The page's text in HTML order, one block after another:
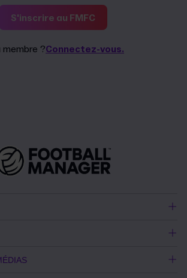
S'inscrire au FMFC
membre ?Connectez-vous.